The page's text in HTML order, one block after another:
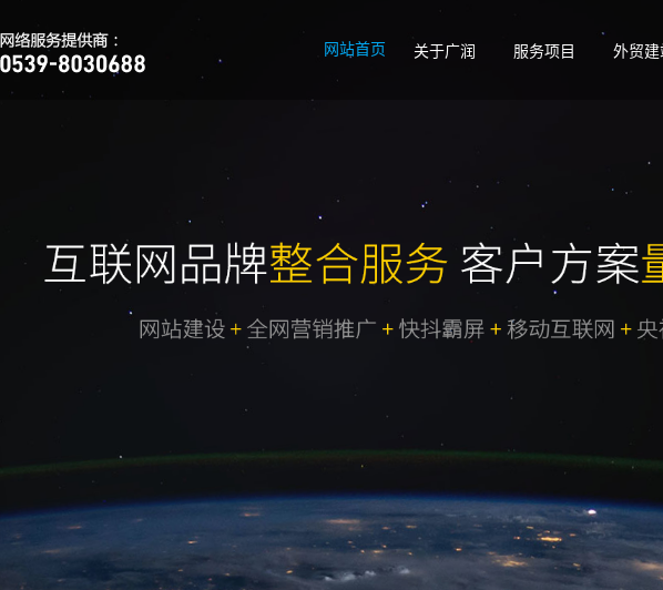
网站首页 关于广润 服务项目 外贸